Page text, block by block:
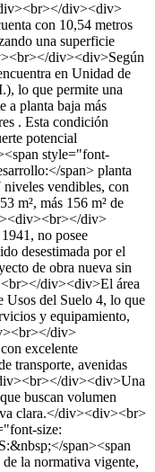
div><div>
con 10,54 metros
una superficie
div><div>Según
en Unidad de
lo que permite una
a planta baja más
. Esta condición
potencial
style="font-
span> planta
vendibles, con
m², más 156 m² de
div>
no posee
desestimada por el
de obra nueva sin
div><div>El área
Usos del Suelo 4, lo que
y equipamiento,
div>
excelente
transporte, avenidas
div><div>Una
buscan volumen
clara.</div><div><br>
size:
span><span
la normativa vigente,